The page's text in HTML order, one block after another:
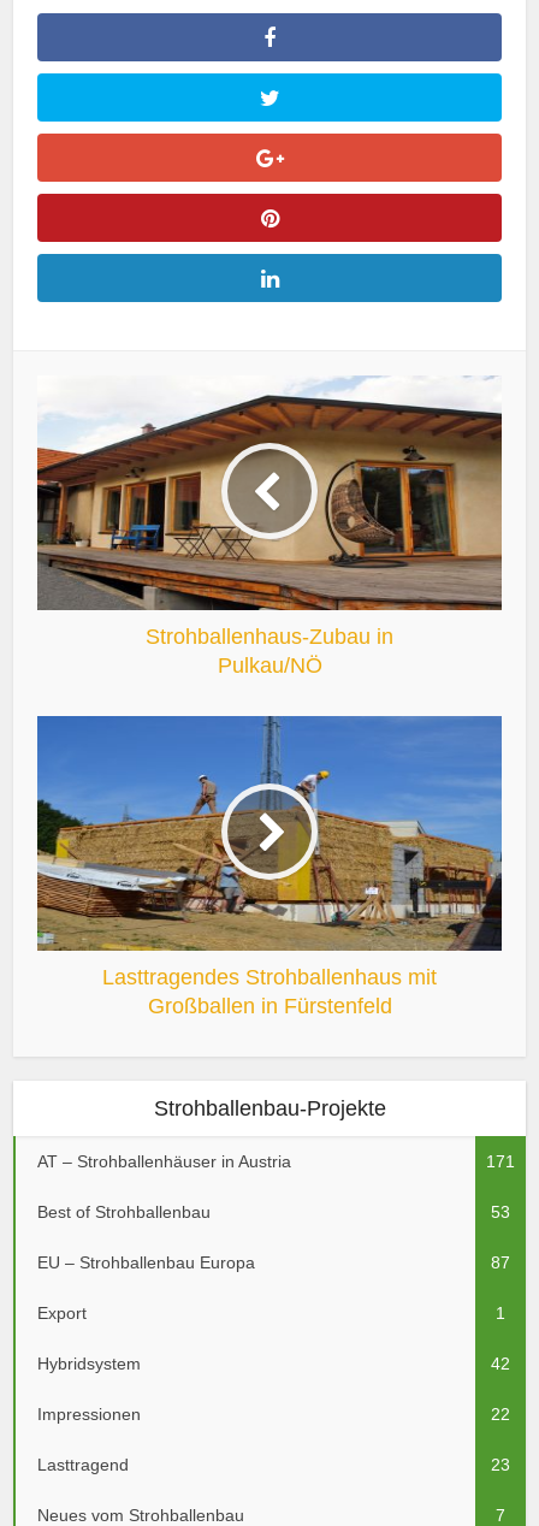
Strohballenhaus-Zubau in
Pulkau/NÖ
Lasttragendes Strohballenhaus mit
Großballen in Fürstenfeld
Strohballenbau-Projekte
AT – Strohballenhäuser in Austria 171
Best of Strohballenbau 53
EU – Strohballenbau Europa 87
Export 1
Hybridsystem 42
Impressionen 22
Lasttragend 23
Neues vom Strohballenbau 7